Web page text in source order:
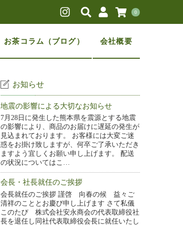
0
お茶コラム（ブログ） 会社概要
お知らせ
地震の影響による大切なお知らせ
7月28日に発生した熊本県を震源とする地震
の影響により、商品のお届けに遅延の発生が
見込まれております。 お客様には大変ご迷
惑をお掛け致しますが、何卒ご了承いただき
ますよう宜しくお願い申し上げます。 配送
の状況についてはこ…
会長・社長就任のご挨拶
会長就任のご挨拶 謹啓 向春の候 益々ご
清祥のこととお慶び申し上げます さて私儀
このたび 株式会社安永商会の代表取締役社
長を退任し同社代表取締役会長に就任いたし